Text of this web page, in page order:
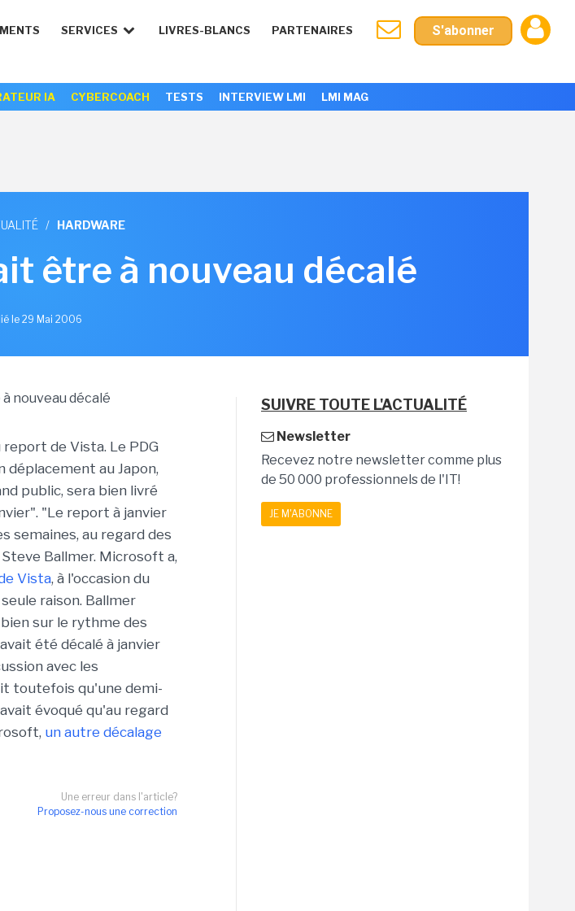
SERVICES LIVRES-BLANCS PARTENAIRES S'abonner
IA CYBERCOACH TESTS INTERVIEW LMI LMI MAG
/ HARDWARE
être à nouveau décalé
le 29 Mai 2006
de Vista. Le PDG
déplacement au Japon,
public, sera bien livré
"Le report à janvier
semaines, au regard des
Ballmer. Microsoft a,
Vista, à l'occasion du
raison. Ballmer
sur le rythme des
été décalé à janvier
avec les
toutefois qu'une demi-
évoqué qu'au regard
un autre décalage
Une erreur dans l'article?
Proposez-nous une correction
SUIVRE TOUTE L'ACTUALITÉ
Newsletter
Recevez notre newsletter comme plus
de 50 000 professionnels de l'IT!
JE M'ABONNE